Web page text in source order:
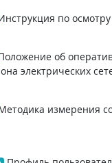
по
об
электрических
измерения